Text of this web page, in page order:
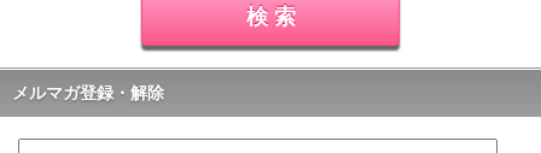
メルマガ登録・解除